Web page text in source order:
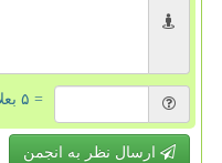
= ۵ بعلاوه ۵
ارسال نظر به انجمن